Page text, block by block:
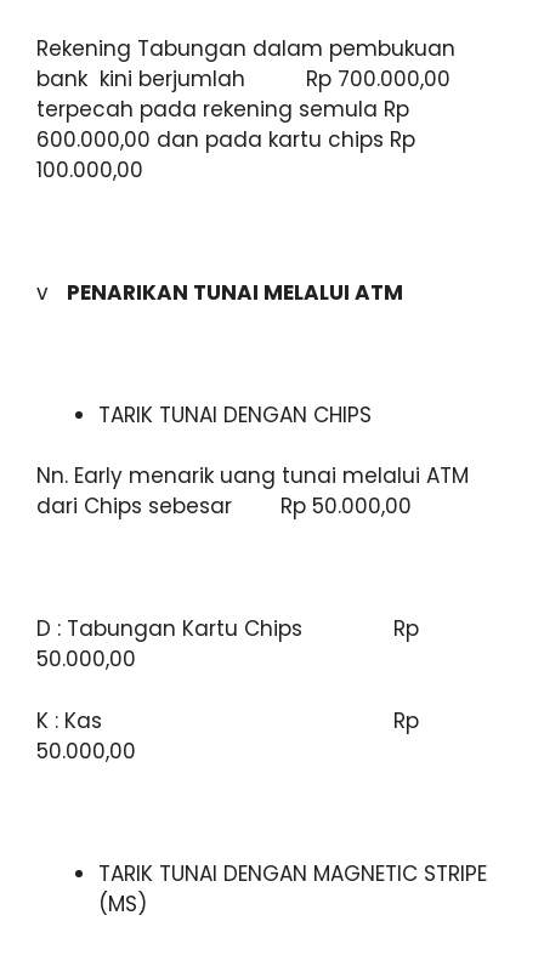
Rekening Tabungan dalam pembukuan
bank kini berjumlah Rp 700.000,00
terpecah pada rekening semula Rp
600.000,00 dan pada kartu chips Rp
100.000,00
v PENARIKAN TUNAI MELALUI ATM
TARIK TUNAI DENGAN CHIPS
Nn. Early menarik uang tunai melalui ATM
dari Chips sebesar Rp 50.000,00
D : Tabungan Kartu Chips Rp
50.000,00
K : Kas Rp
50.000,00
TARIK TUNAI DENGAN MAGNETIC STRIPE
(MS)